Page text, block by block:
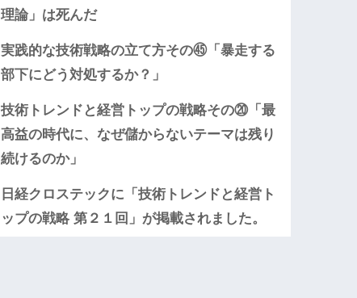
理論」は死んだ
実践的な技術戦略の立て方その㊺「暴走する
部下にどう対処するか？」
技術トレンドと経営トップの戦略その⑳「最
高益の時代に、なぜ儲からないテーマは残り
続けるのか」
日経クロステックに「技術トレンドと経営ト
ップの戦略 第２１回」が掲載されました。